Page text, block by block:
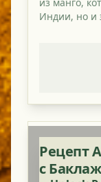
Индии, но и
Рецепт
с